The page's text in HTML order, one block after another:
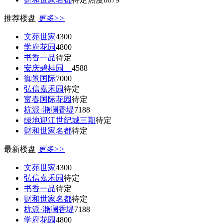
推荐楼盘 更多>>
文苑世家4300
学府花园4800
书香一品待定
安庆碧桂园 4588
御景国际7000
弘信嘉禾园待定
富春国际花园待定
杭派·滟澜香堤7188
绿地迎江世纪城三期待定
财和世家名都待定
最新楼盘 更多>>
文苑世家4300
弘信嘉禾园待定
书香一品待定
财和世家名都待定
杭派·滟澜香堤7188
学府花园4800